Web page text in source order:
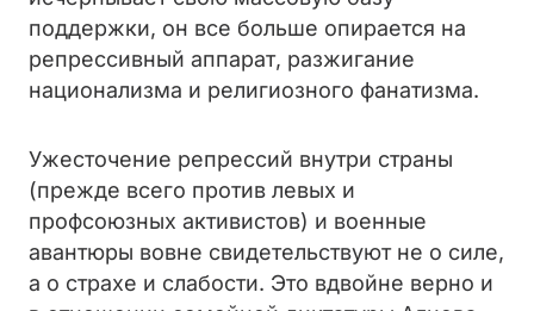
поддержки, он все больше опирается на
репрессивный аппарат, разжигание
национализма и религиозного фанатизма.
Ужесточение репрессий внутри страны
(прежде всего против левых и
профсоюзных активистов) и военные
авантюры вовне свидетельствуют не о силе,
а о страхе и слабости. Это вдвойне верно и